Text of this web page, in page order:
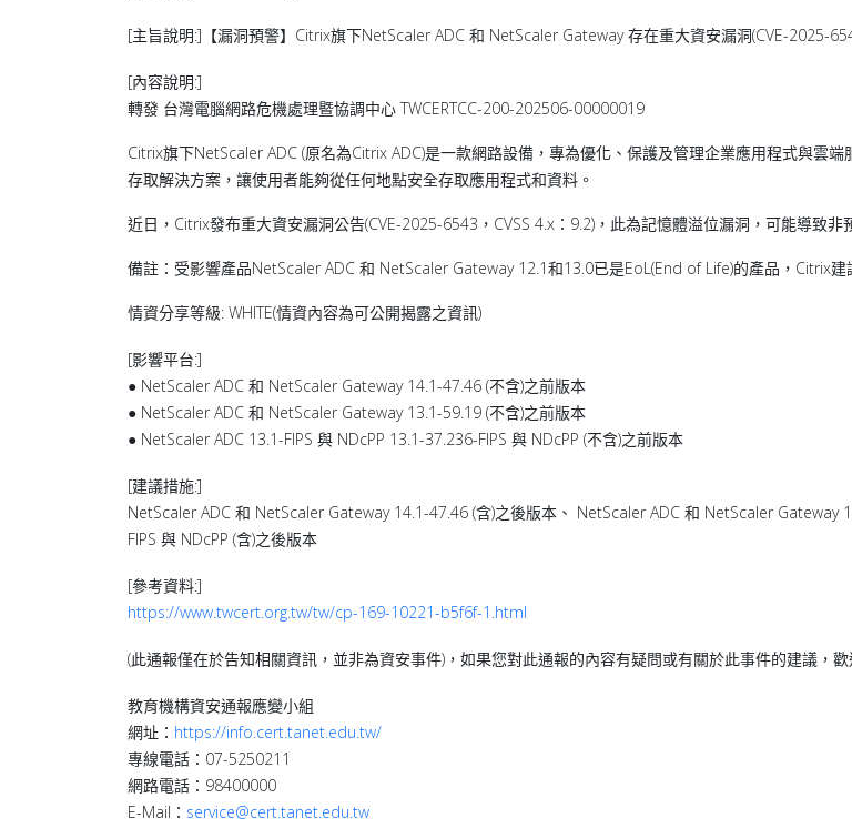
[主旨說明:]【漏洞預警】Citrix旗下NetScaler ADC 和 NetScaler Gateway 存在重大資安漏洞(CVE-2025-
[內容說明:]
轉發 台灣電腦網路危機處理暨協調中心 TWCERTCC-200-202506-00000019
Citrix旗下NetScaler ADC (原名為Citrix ADC)是一款網路設備，專為優化、保護及管理企業應用程式與雲
存取解決方案，讓使用者能夠從任何地點安全存取應用程式和資料。
近日，Citrix發布重大資安漏洞公告(CVE-2025-6543，CVSS 4.x：9.2)，此為記憶體溢位漏洞，可能導致
備註：受影響產品NetScaler ADC 和 NetScaler Gateway 12.1和13.0已是EoL(End of Life)的產品，Citrix
情資分享等級: WHITE(情資內容為可公開揭露之資訊)
[影響平台:]
● NetScaler ADC 和 NetScaler Gateway 14.1-47.46 (不含)之前版本
● NetScaler ADC 和 NetScaler Gateway 13.1-59.19 (不含)之前版本
● NetScaler ADC 13.1-FIPS 與 NDcPP 13.1-37.236-FIPS 與 NDcPP (不含)之前版本
[建議措施:]
NetScaler ADC 和 NetScaler Gateway 14.1-47.46 (含)之後版本、 NetScaler ADC 和 NetScaler Gateway
FIPS 與 NDcPP (含)之後版本
[參考資料:]
https://www.twcert.org.tw/tw/cp-169-10221-b5f6f-1.html
(此通報僅在於告知相關資訊，並非為資安事件)，如果您對此通報的內容有疑問或有關於此事件的建議，歡
教育機構資安通報應變小組
網址： https://info.cert.tanet.edu.tw/
專線電話：07-5250211
網路電話：98400000
E-Mail： service@cert.tanet.edu.tw